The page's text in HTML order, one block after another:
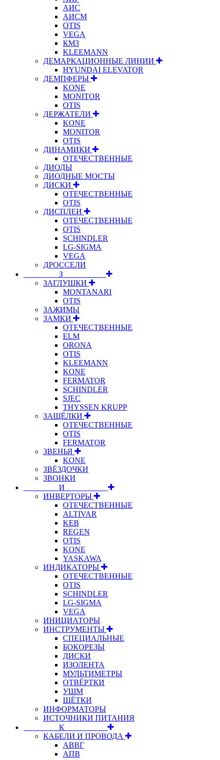
АИС
АИСМ
OTIS
VEGA
КМЗ
KLEEMANN
ДЕМАРКАЦИОННЫЕ ЛИНИИ
HYUNDAI ELEVATOR
ДЕМПФЕРЫ
KONE
MONITOR
OTIS
ДЕРЖАТЕЛИ
KONE
MONITOR
OTIS
ДИНАМИКИ
ОТЕЧЕСТВЕННЫЕ
ДИОДЫ
ДИОДНЫЕ МОСТЫ
ДИСКИ
ОТЕЧЕСТВЕННЫЕ
OTIS
ДИСПЛЕИ
ОТЕЧЕСТВЕННЫЕ
OTIS
SCHINDLER
LG-SIGMA
VEGA
ДРОССЕЛИ
⠀⠀⠀⠀⠀⠀З⠀⠀⠀⠀⠀⠀⠀
ЗАГЛУШКИ
MONTANARI
OTIS
ЗАЖИМЫ
ЗАМКИ
ОТЕЧЕСТВЕННЫЕ
ELM
ORONA
OTIS
KLEEMANN
KONE
FERMATOR
SCHINDLER
SJEC
THYSSEN KRUPP
ЗАЩЁЛКИ
ОТЕЧЕСТВЕННЫЕ
OTIS
FERMATOR
ЗВЕНЬЯ
KONE
ЗВЁЗДОЧКИ
ЗВОНКИ
⠀⠀⠀⠀⠀⠀И⠀⠀⠀⠀⠀⠀⠀
ИНВЕРТОРЫ
ОТЕЧЕСТВЕННЫЕ
ALTIVAR
KEB
REGEN
OTIS
KONE
YASKAWA
ИНДИКАТОРЫ
ОТЕЧЕСТВЕННЫЕ
OTIS
SCHINDLER
LG-SIGMA
VEGA
ИНИЦИАТОРЫ
ИНСТРУМЕНТЫ
СПЕЦИАЛЬНЫЕ
БОКОРЕЗЫ
ДИСКИ
ИЗОЛЕНТА
МУЛЬТИМЕТРЫ
ОТВЁРТКИ
УШМ
ЩЁТКИ
ИНФОРМАТОРЫ
ИСТОЧНИКИ ПИТАНИЯ
⠀⠀⠀⠀⠀⠀К⠀⠀⠀⠀⠀⠀⠀
КАБЕЛИ И ПРОВОДА
АВВГ
АПВ